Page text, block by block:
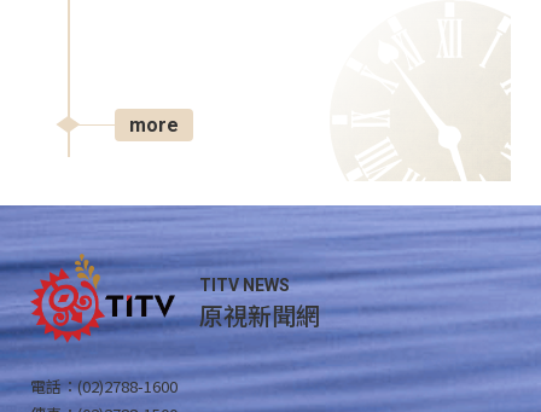
more
TITV NEWS
原視新聞網
電話：(02)2788-1600